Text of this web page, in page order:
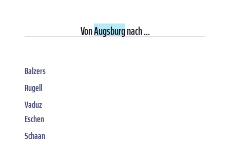
VonAugsburgnach ...
Balzers
Rugell
Vaduz
Eschen
Schaan